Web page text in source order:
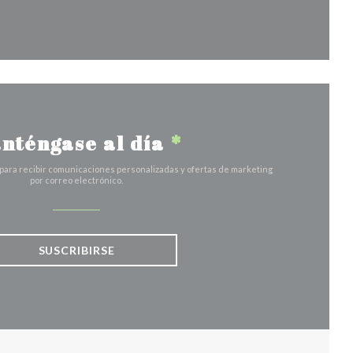
ventana))
al día *
recibir comunicaciones personalizadas y ofertas de marketing
por correo electrónico.
SUSCRIBIRSE